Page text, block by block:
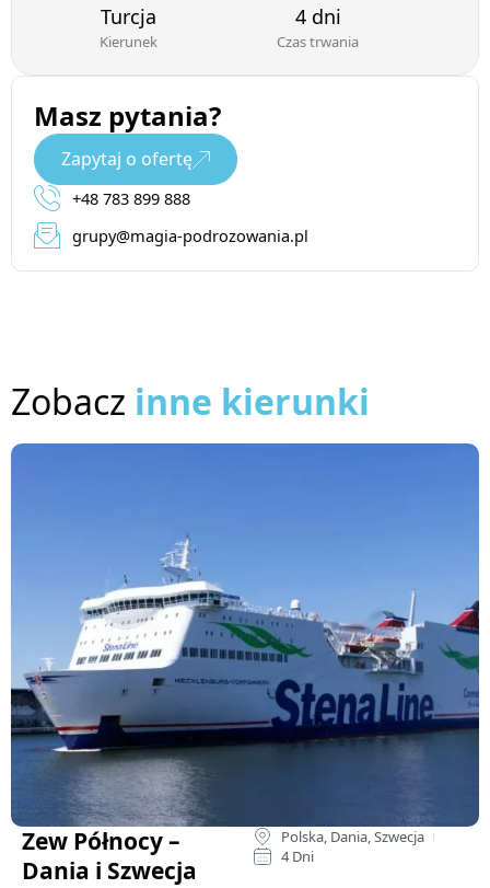
Turcja
Kierunek
4 dni
Czas trwania
Masz pytania?
Zapytaj o ofertę
+48 783 899 888
grupy@magia-podrozowania.pl
Zobacz inne kierunki
Zew Północy –
Dania i Szwecja
Polska, Dania, Szwecja
4 Dni